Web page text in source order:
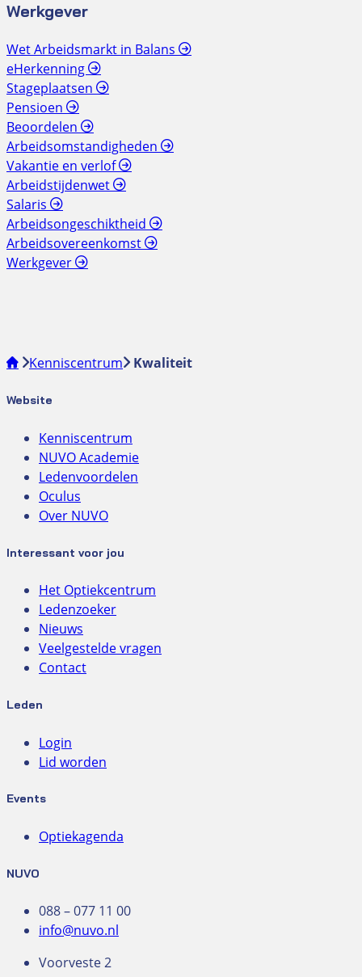
Werkgever
Wet Arbeidsmarkt in Balans
eHerkenning
Stageplaatsen
Pensioen
Beoordelen
Arbeidsomstandigheden
Vakantie en verlof
Arbeidstijdenwet
Salaris
Arbeidsongeschiktheid
Arbeidsovereenkomst
Werkgever
Kenniscentrum Kwaliteit
Website
Kenniscentrum
NUVO Academie
Ledenvoordelen
Oculus
Over NUVO
Interessant voor jou
Het Optiekcentrum
Ledenzoeker
Nieuws
Veelgestelde vragen
Contact
Leden
Login
Lid worden
Events
Optiekagenda
NUVO
088 – 077 11 00
info@nuvo.nl
Voorveste 2